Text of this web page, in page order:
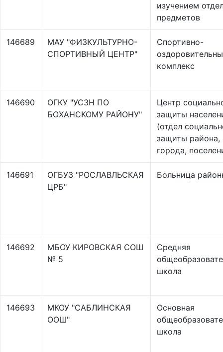
изучением
предметов
146689
МАУ "ФИЗКУЛЬТУРНО-
СПОРТИВНЫЙ ЦЕНТР"
Спортивно-
комплекс
146690
ОГКУ "УСЗН ПО
БОХАНСКОМУ РАЙОНУ"
Центр
защиты
(отдел
защиты района,
города,
146691
ОГБУЗ "РОСЛАВЛЬСКАЯ
ЦРБ"
Больница
146692
МБОУ КИРОВСКАЯ СОШ
№ 5
Средняя
школа
146693
МКОУ "САБЛИНСКАЯ
ООШ"
Основная
школа